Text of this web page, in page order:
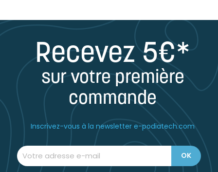
Recevez 5€*
sur votre première
commande
Inscrivez-vous à la newsletter e-podiatech.com